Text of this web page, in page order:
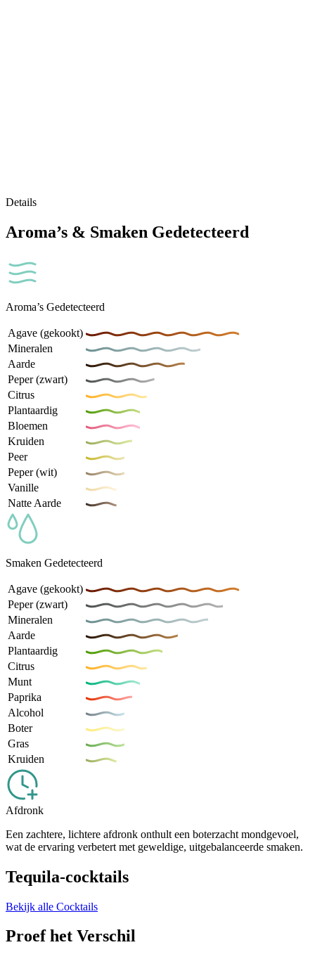
Details
Aroma’s & Smaken Gedetecteerd
Aroma’s Gedetecteerd
Agave (gekookt)
Mineralen
Aarde
Peper (zwart)
Citrus
Plantaardig
Bloemen
Kruiden
Peer
Peper (wit)
Vanille
Natte Aarde
Smaken Gedetecteerd
Agave (gekookt)
Peper (zwart)
Mineralen
Aarde
Plantaardig
Citrus
Munt
Paprika
Alcohol
Boter
Gras
Kruiden
Afdronk
Een zachtere, lichtere afdronk onthult een boterzacht mondgevoel,
wat de ervaring verbetert met geweldige, uitgebalanceerde smaken.
Tequila-cocktails
Bekijk alle Cocktails
Proef het Verschil